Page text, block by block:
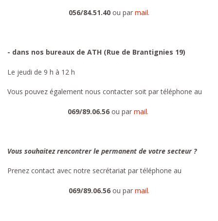
056/84.51.40 ou par mail.
- dans nos bureaux de ATH (Rue de Brantignies 19)
Le jeudi de 9 h à 12 h
Vous pouvez également nous contacter soit par téléphone au
069/89.06.56 ou par mail.
Vous souhaitez rencontrer le permanent de votre secteur ?
Prenez contact avec notre secrétariat par téléphone au
069/89.06.56 ou par mail.